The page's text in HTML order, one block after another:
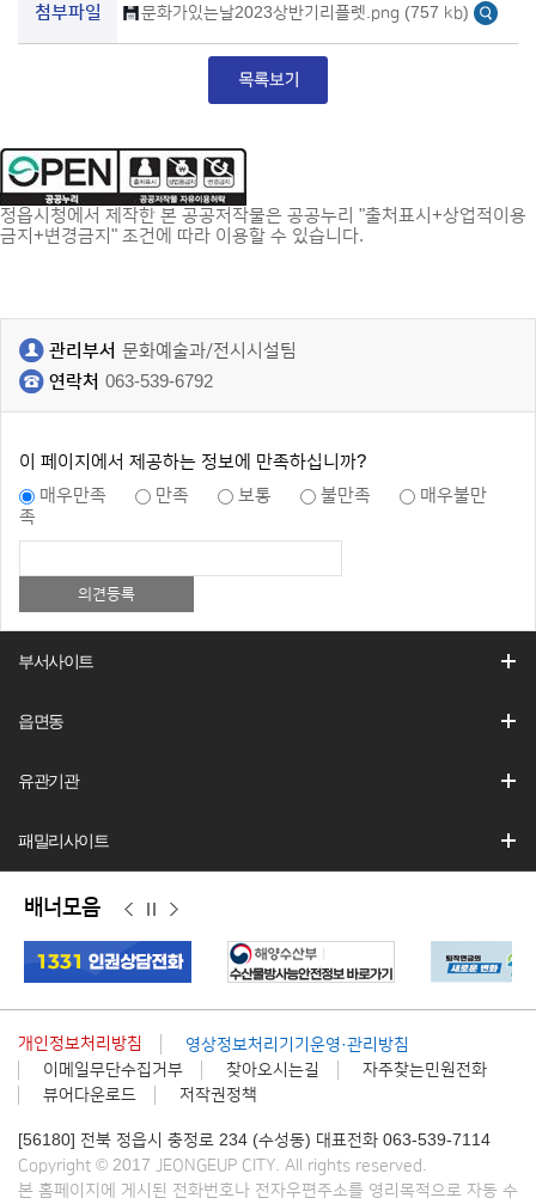
첨부파일 문화가있는날2023상반기리플렛.png (757 kb)
정읍시청에서 제작한 본 공공저작물은 공공누리 "출처표시+상업적이용
금지+변경금지" 조건에 따라 이용할 수 있습니다.
관리부서 문화예술과/전시시설팀
연락처 063-539-6792
이 페이지에서 제공하는 정보에 만족하십니까?
매우만족
만족 보통 불만족
매우불만
족
부서사이트
읍면동
유관기관
패밀리사이트
배너모음
이
전
정
지
다
음
개인정보처리방침
영상정보처리기기운영·관리방침
이메일무단수집거부
찾아오시는길
자주찾는민원전화
뷰어다운로드
저작권정책
[56180] 전북 정읍시 충정로 234 (수성동) 대표전화 063-539-7114
Copyright © 2017 JEONGEUP CITY. All rights reserved.
본 홈페이지에 게시된 전화번호나 전자우편주소를 영리목적으로 자동 수